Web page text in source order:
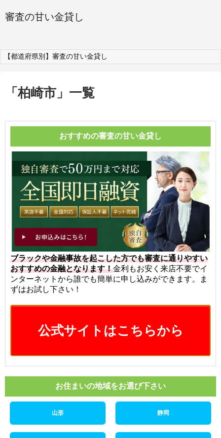
審査の甘い金貸し
【都道府県別】審査の甘い金貸し
「柏崎市 」 一覧
おすすめの審査の甘い金貸し
ブラックや金融事故を起こした方でも審査に通りやすい
おすすめの金融となります！金利もお安く来店不要でイ
ンターネットから誰でも簡単に申し込みができます。ま
ずはお試し下さい！
公式サイトはこちらから
お住まいの地域をお選び下さい
山形 静岡